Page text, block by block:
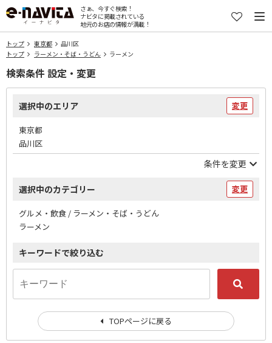
さぁ、今すぐ検索！
ナビタに掲載されている
地元のお店の情報が満載！
トップ 東京都
品川区
トップ
ラーメン・そば・うどん ラーメン
検索条件 設定・変更
選択中のエリア 変更
東京都
品川区
条件を変更
選択中のカテゴリー 変更
グルメ・飲食 / ラーメン・そば・うどん
ラーメン
キーワードで絞り込む
TOPページに戻る